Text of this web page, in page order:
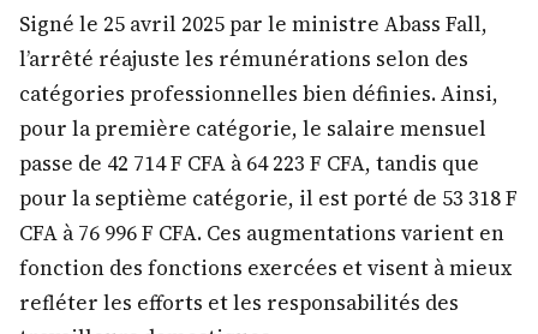
Signé le 25 avril 2025 par le ministre Abass Fall,
l’arrêté réajuste les rémunérations selon des
catégories professionnelles bien définies. Ainsi,
pour la première catégorie, le salaire mensuel
passe de 42 714 F CFA à 64 223 F CFA, tandis que
pour la septième catégorie, il est porté de 53 318 F
CFA à 76 996 F CFA. Ces augmentations varient en
fonction des fonctions exercées et visent à mieux
refléter les efforts et les responsabilités des